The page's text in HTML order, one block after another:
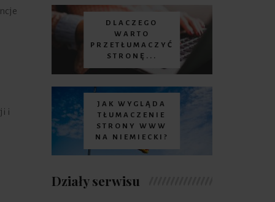
i
DLACZEGO
WARTO
PRZETŁUMACZYĆ
STRONĘ...
JAK WYGLĄDA
TŁUMACZENIE
STRONY WWW
NA NIEMIECKI?
Działy serwisu